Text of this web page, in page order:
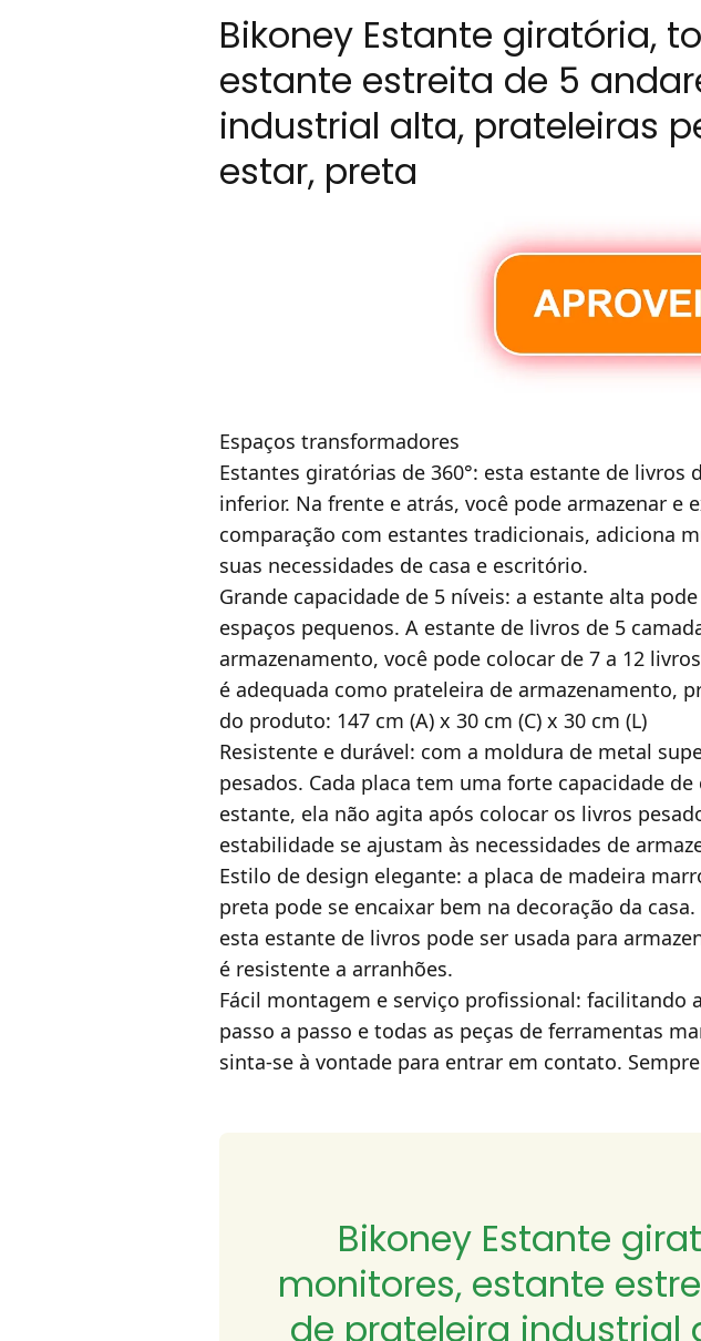
Bikoney Estante giratória,
estante estreita de 5
industrial alta, prateleiras
estar, preta
Espaços transformadores
Estantes giratórias de 360°: esta estante de
inferior. Na frente e atrás, você pode armazenar
comparação com estantes tradicionais, adiciona
suas necessidades de casa e escritório.
Grande capacidade de 5 níveis: a estante alta
espaços pequenos. A estante de livros de 5
armazenamento, você pode colocar de 7 a 12
é adequada como prateleira de armazenamento,
do produto: 147 cm (A) x 30 cm (C) x 30 cm (L)
Resistente e durável: com a moldura de metal
pesados. Cada placa tem uma forte capacidade
estante, ela não agita após colocar os livros
estabilidade se ajustam às necessidades de
Estilo de design elegante: a placa de madeira
preta pode se encaixar bem na decoração da
esta estante de livros pode ser usada para
é resistente a arranhões.
Fácil montagem e serviço profissional: facilitando
passo a passo e todas as peças de ferramentas
sinta-se à vontade para entrar em contato.
Bikoney Estante
monitores, estante
de prateleira industrial